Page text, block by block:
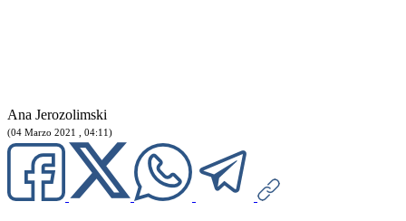
Ana Jerozolimski
(04 Marzo 2021 , 04:11)